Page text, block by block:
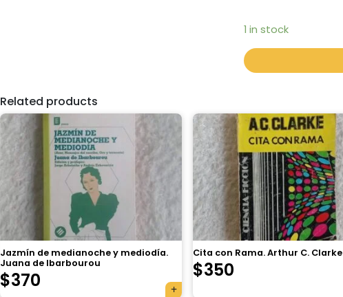
1 in stock
Related products
Jazmín de medianoche y mediodía.
Juana de Ibarbourou
$370
Cita con Rama. Arthur C. Clarke
$350